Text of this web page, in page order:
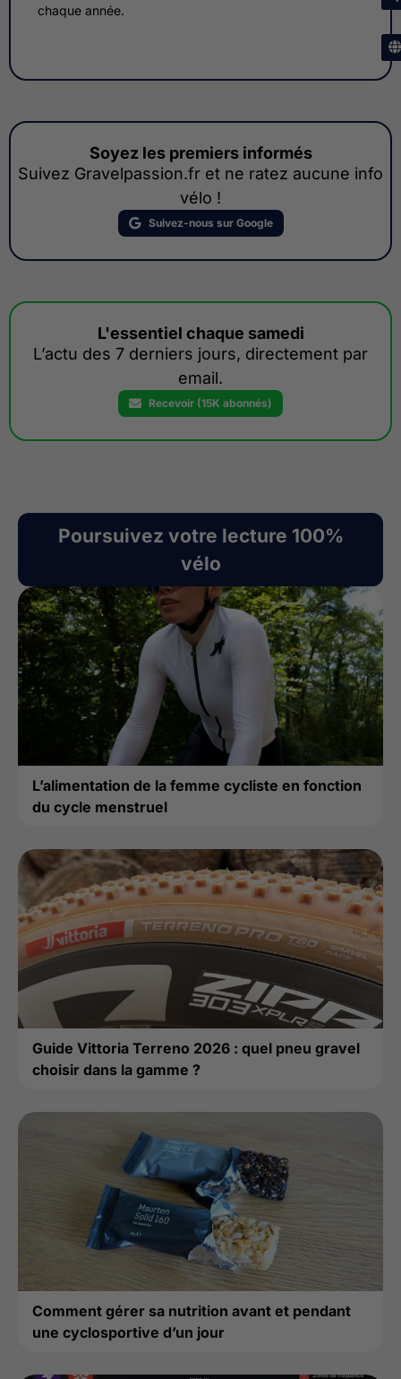
chaque année.
Soyez les premiers informés
Suivez Gravelpassion.fr et ne ratez aucune info
vélo !
Suivez-nous sur Google
L'essentiel chaque samedi
L’actu des 7 derniers jours, directement par
email.
Recevoir (15K abonnés)
Poursuivez votre lecture 100%
vélo
L’alimentation de la femme cycliste en fonction
du cycle menstruel
Guide Vittoria Terreno 2026 : quel pneu gravel
choisir dans la gamme ?
Comment gérer sa nutrition avant et pendant
une cyclosportive d’un jour